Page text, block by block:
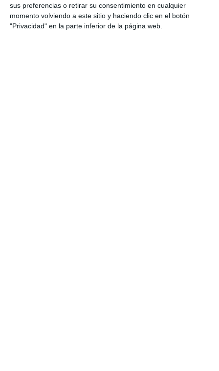
sus preferencias o retirar su consentimiento en cualquier
momento volviendo a este sitio y haciendo clic en el botón
"Privacidad" en la parte inferior de la página web.